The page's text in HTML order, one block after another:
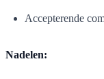
Accepterende
Nadelen: